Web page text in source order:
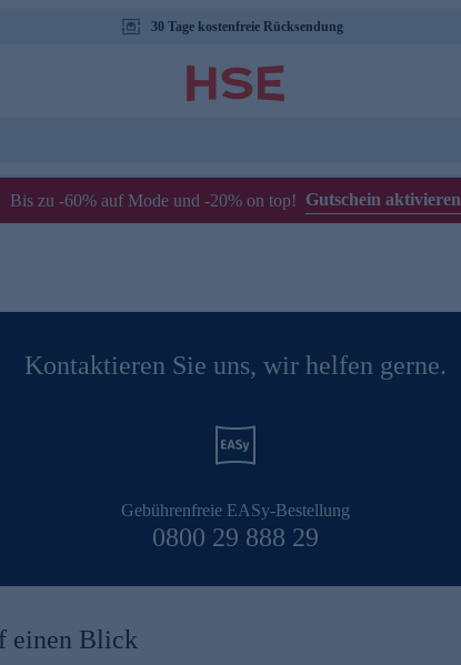
30 Tage kostenfreie Rücksendung
Bis zu -60% auf Mode und -20% on top! Gutschein aktivieren
Kontaktieren Sie uns, wir helfen gerne.
Gebührenfreie EASy-Bestellung
0800 29 888 29
einen Blick